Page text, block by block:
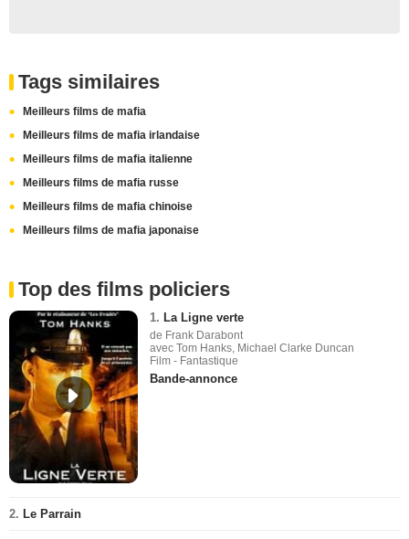
Tags similaires
Meilleurs films de mafia
Meilleurs films de mafia irlandaise
Meilleurs films de mafia italienne
Meilleurs films de mafia russe
Meilleurs films de mafia chinoise
Meilleurs films de mafia japonaise
Top des films policiers
1. La Ligne verte
de Frank Darabont
avec Tom Hanks, Michael Clarke Duncan
Film - Fantastique
Bande-annonce
2. Le Parrain